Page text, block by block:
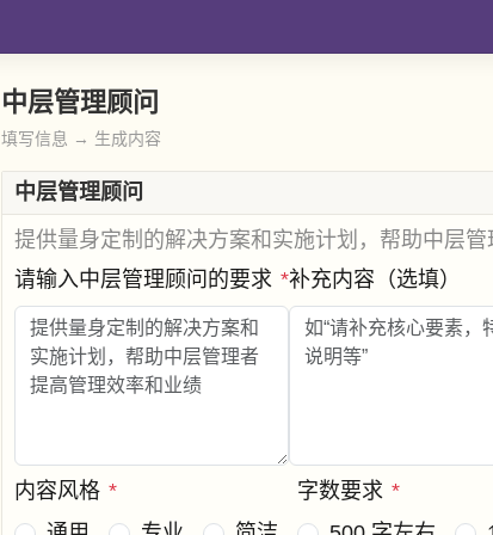
中层管理顾问
填写信息 → 生成内容
中层管理顾问
提供量身定制的解决方案和实施计划，帮助中层
请输入中层管理顾问的要求 *补充内容（选填）
内容风格 *
字数要求 *